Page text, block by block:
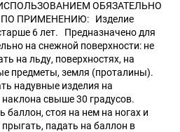
ОБЯЗАТЕЛЬНО
ПРИМЕНЕНИЮ: Изделие
6 лет. Предназначено для
на снежной поверхности: не
на льду, поверхностях, на
предметы, земля (проталины).
надувные изделия на
наклона свыше 30 градусов.
баллон, стоя на нем на ногах и
падать на баллон в